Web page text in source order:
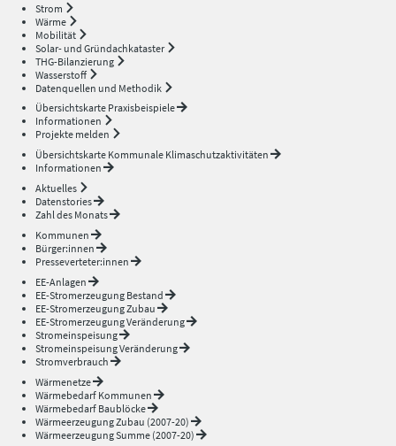
Strom
Wärme
Mobilität
Solar- und Gründachkataster
THG-Bilanzierung
Wasserstoff
Datenquellen und Methodik
Übersichtskarte Praxisbeispiele
Informationen
Projekte melden
Übersichtskarte Kommunale Klimaschutzaktivitäten
Informationen
Aktuelles
Datenstories
Zahl des Monats
Kommunen
Bürger:innen
Presseverteter:innen
EE-Anlagen
EE-Stromerzeugung Bestand
EE-Stromerzeugung Zubau
EE-Stromerzeugung Veränderung
Stromeinspeisung
Stromeinspeisung Veränderung
Stromverbrauch
Wärmenetze
Wärmebedarf Kommunen
Wärmebedarf Baublöcke
Wärmeerzeugung Zubau (2007-20)
Wärmeerzeugung Summe (2007-20)